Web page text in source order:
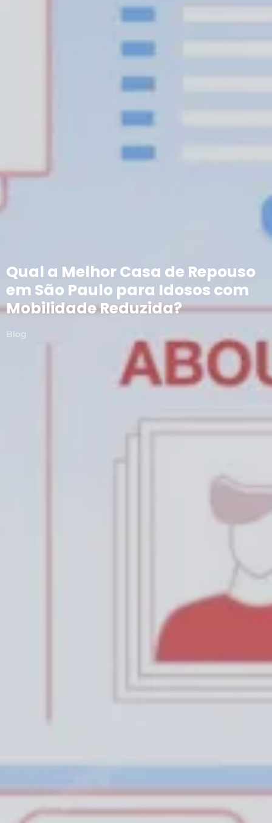
Qual a Melhor Casa de Repouso
em São Paulo para Idosos com
Mobilidade Reduzida?
Blog